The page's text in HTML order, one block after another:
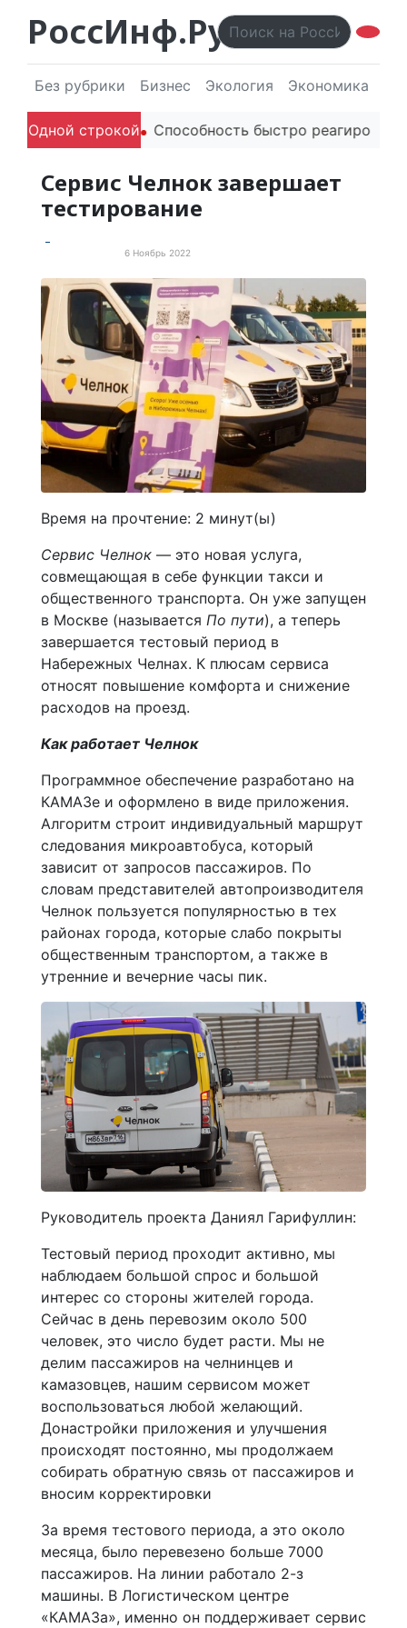
РоссИнф.Ру
Без рубрики Бизнес Экология Экономика
Одной строкой
в речи Способность быстро реагировать через
Сервис Челнок завершает
тестирование
6 Ноябрь 2022
Время на прочтение: 2 минут(ы)
Сервис Челнок — это новая услуга,
совмещающая в себе функции такси и
общественного транспорта. Он уже запущен
в Москве (называется По пути), а теперь
завершается тестовый период в
Набережных Челнах. К плюсам сервиса
относят повышение комфорта и снижение
расходов на проезд.
Как работает Челнок
Программное обеспечение разработано на
КАМАЗе и оформлено в виде приложения.
Алгоритм строит индивидуальный маршрут
следования микроавтобуса, который
зависит от запросов пассажиров. По
словам представителей автопроизводителя
Челнок пользуется популярностью в тех
районах города, которые слабо покрыты
общественным транспортом, а также в
утренние и вечерние часы пик.
Руководитель проекта Даниял Гарифуллин:
Тестовый период проходит активно, мы
наблюдаем большой спрос и большой
интерес со стороны жителей города.
Сейчас в день перевозим около 500
человек, это число будет расти. Мы не
делим пассажиров на челнинцев и
камазовцев, нашим сервисом может
воспользоваться любой желающий.
Донастройки приложения и улучшения
происходят постоянно, мы продолжаем
собирать обратную связь от пассажиров и
вносим корректировки
За время тестового периода, а это около
месяца, было перевезено больше 7000
пассажиров. На линии работало 2-з
машины. В Логистическом центре
«КАМАЗа», именно он поддерживает сервис